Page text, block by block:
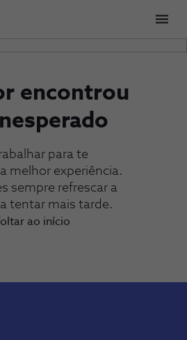
encontrou
para te
melhor experiência.
sempre refrescar a
tentar mais tarde.
ao início